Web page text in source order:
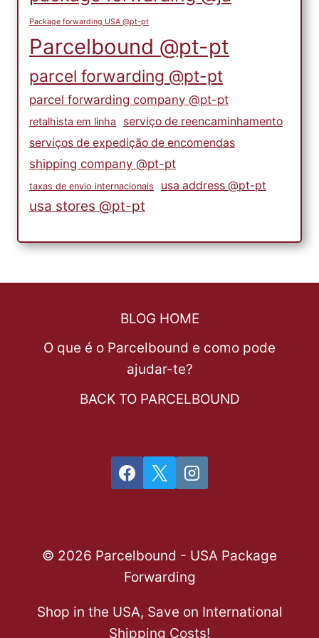
Package forwarding USA @pt-pt
Parcelbound @pt-pt
parcel forwarding @pt-pt
parcel forwarding company @pt-pt
retalhista em linha
serviço de reencaminhamento
serviços de expedição de encomendas
shipping company @pt-pt
taxas de envio internacionais usa address @pt-pt
usa stores @pt-pt
BLOG HOME
O que é o Parcelbound e como pode
ajudar-te?
BACK TO PARCELBOUND
© 2026 Parcelbound - USA Package
Forwarding
Shop in the USA, Save on International
Shipping Costs!